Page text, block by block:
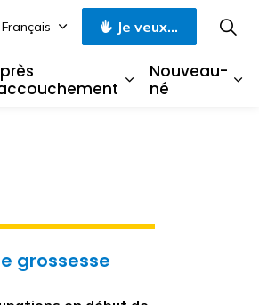
Nouveau-
né
Français Je veux...
grossesse